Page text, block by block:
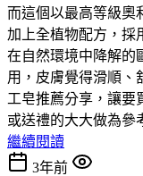
而這個以最高等級奧
加上全植物配方，採
在自然環境中降解的
用，皮膚覺得滑順、
工皂推薦分享，讓要
或送禮的大大做為參
繼續閱讀
3年前